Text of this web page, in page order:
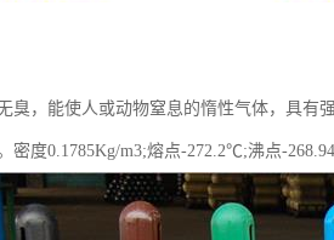
臭，能使人或动物窒息的惰性气体，具有
密度0.1785Kg/m3;熔点-272.2℃;沸点-